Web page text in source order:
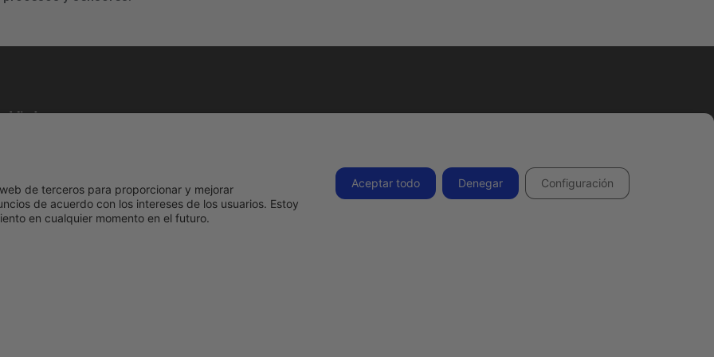
Visítanos
Madrid, Madrid
Llámanos
Hermadi Tools | Todos los derechos reservados 2026.
de terceros para proporcionar y mejorar
de acuerdo con los intereses de los usuarios. Estoy
en cualquier momento en el futuro.
Aceptar todo Denegar Configuración